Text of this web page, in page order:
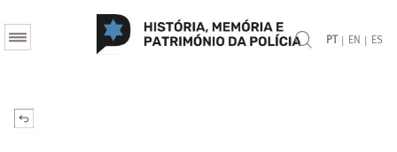
PT | EN | ES